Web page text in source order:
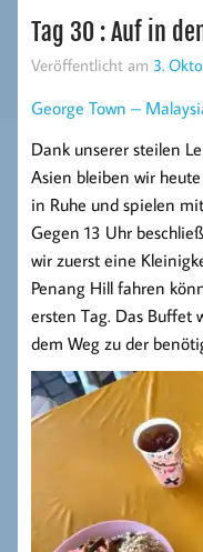
Tag 30 : Auf in
Veröffentlicht am 3.
George Town –
Dank unserer steilen
Asien bleiben wir
in Ruhe und spielen
Gegen 13 Uhr
wir zuerst eine
Penang Hill fahren
ersten Tag. Das Buffet
dem Weg zu der